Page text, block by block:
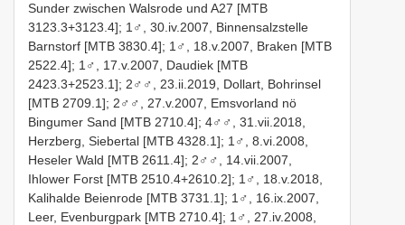
Sunder zwischen Walsrode und A27 [MTB
3123.3+3123.4]; 1♂, 30.iv.2007, Binnensalzstelle
Barnstorf [MTB 3830.4]; 1♂, 18.v.2007, Braken [MTB
2522.4]; 1♂, 17.v.2007, Daudiek [MTB
2423.3+2523.1]; 2♂♂, 23.ii.2019, Dollart, Bohrinsel
[MTB 2709.1]; 2♂♂, 27.v.2007, Emsvorland nö
Bingumer Sand [MTB 2710.4]; 4♂♂, 31.vii.2018,
Herzberg, Siebertal [MTB 4328.1]; 1♂, 8.vi.2008,
Heseler Wald [MTB 2611.4]; 2♂♂, 14.vii.2007,
Ihlower Forst [MTB 2510.4+2610.2]; 1♂, 18.v.2018,
Kalihalde Beienrode [MTB 3731.1]; 1♂, 16.ix.2007,
Leer, Evenburgpark [MTB 2710.4]; 1♂, 27.iv.2008,